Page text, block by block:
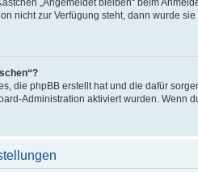
nicht zur Verfügung steht, dann wurde
die phpBB erstellt hat und die dafür
Administration aktiviert wurden.